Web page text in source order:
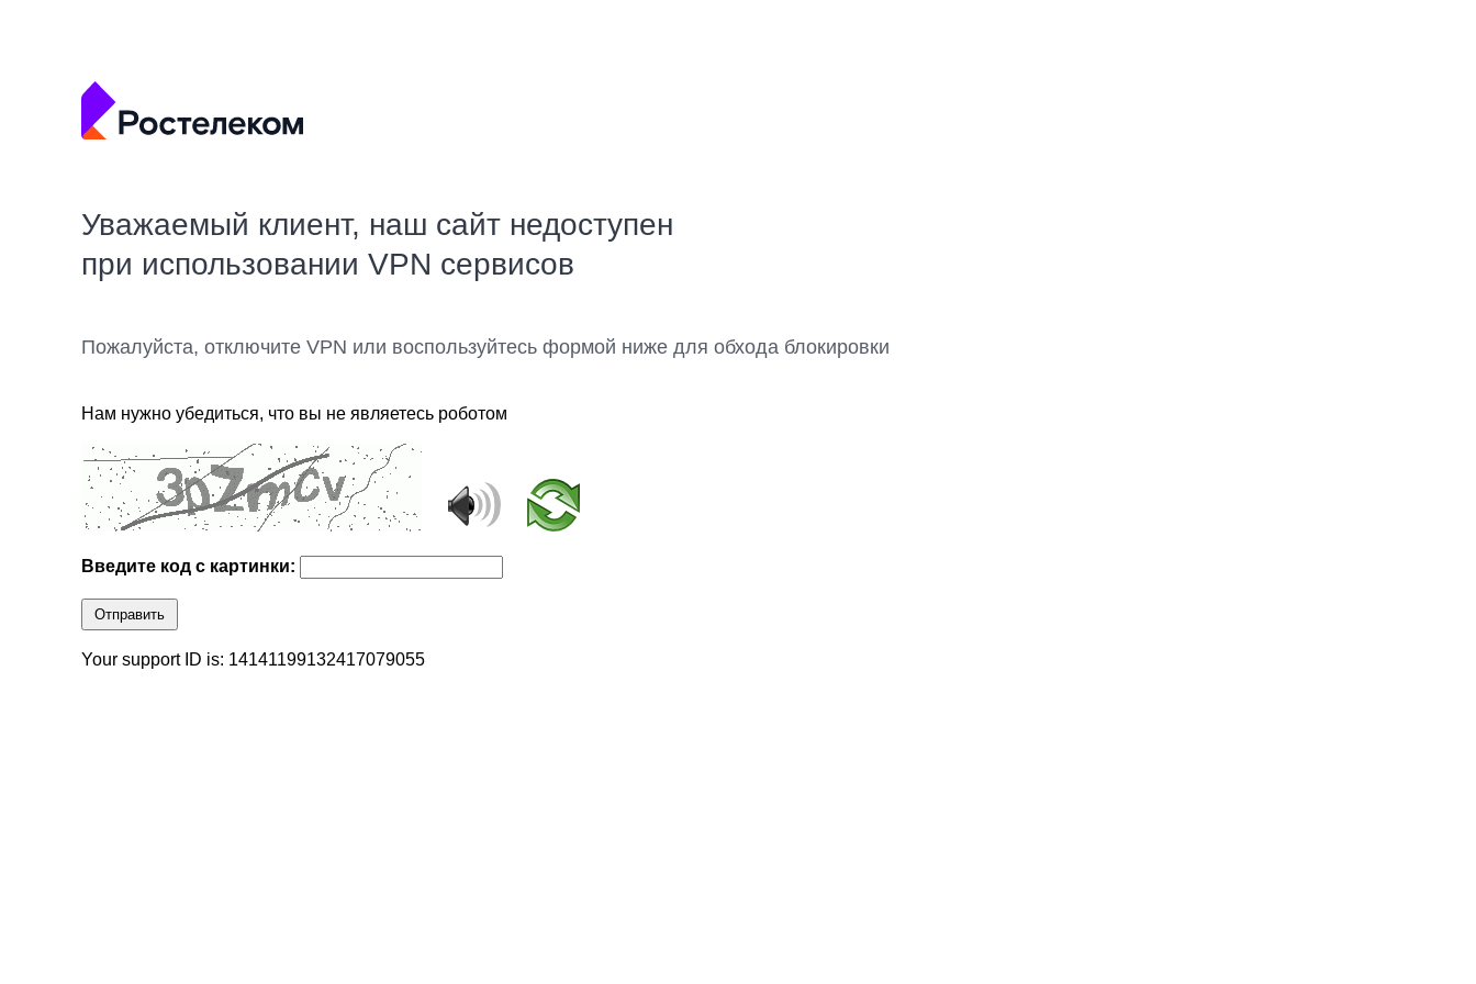
Уважаемый клиент, наш сайт недоступен
при использовании VPN сервисов
Пожалуйста, отключите VPN или воспользуйтесь формой ниже для обхода блокировки
Нам нужно убедиться, что вы не являетесь роботом
Введите код с картинки:
Отправить
Your support ID is: 14141199132417079055